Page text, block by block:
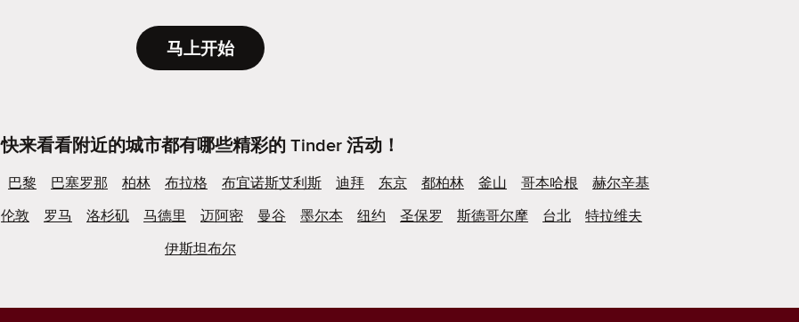
马上开始
快来看看附近的城市都有哪些精彩的 Tinder 活动！
巴黎 巴塞罗那 柏林 布拉格 布宜诺斯艾利斯 迪拜 东京 都柏林 釜山 哥本哈根
赫尔辛基
伦敦 罗马 洛杉矶 马德里 迈阿密 曼谷 墨尔本 纽约 圣保罗 斯德哥尔摩 台北
特拉维夫
伊斯坦布尔